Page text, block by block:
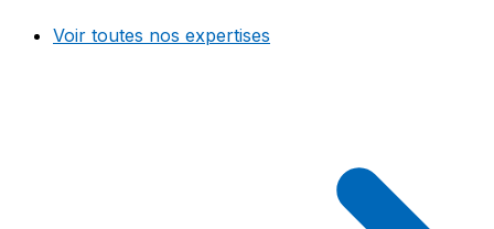
Voir toutes nos expertises